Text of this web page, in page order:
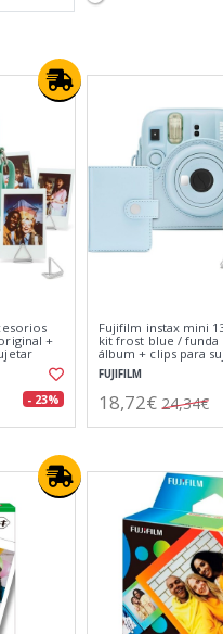
+
- 23%
Fujifilm instax mini
kit frost blue / funda
álbum + clips para
FUJIFILM
18,72€ 24,34€